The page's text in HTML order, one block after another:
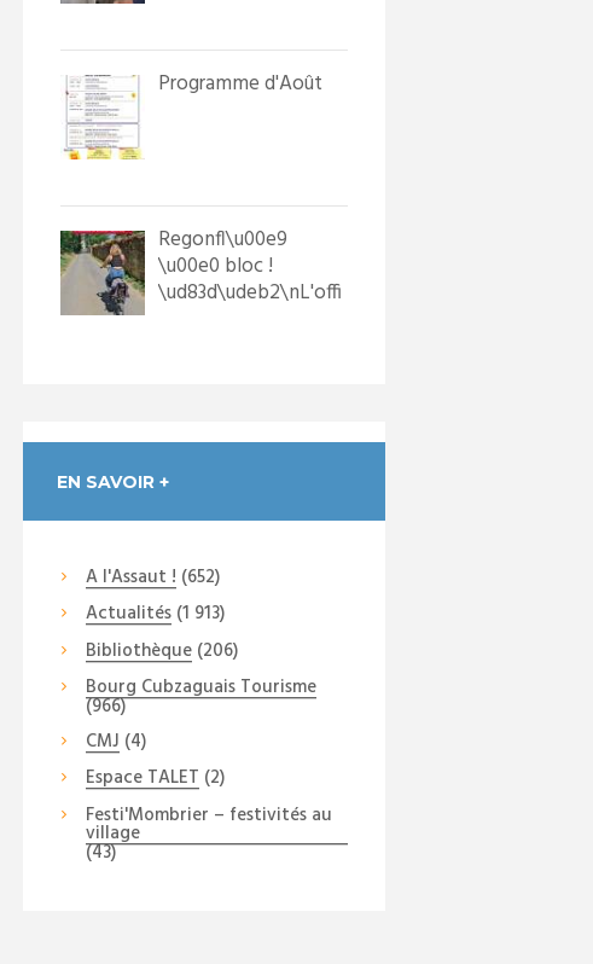
Programme d'Août
Regonfl\u00e9
\u00e0 bloc !
\ud83d\udeb2\nL'offi
EN SAVOIR +
A l'Assaut ! (652)
Actualités(1 913)
Bibliothèque(206)
Bourg Cubzaguais Tourisme
(966)
CMJ (4)
Espace TALET (2)
Festi'Mombrier – festivités au
village
(43)